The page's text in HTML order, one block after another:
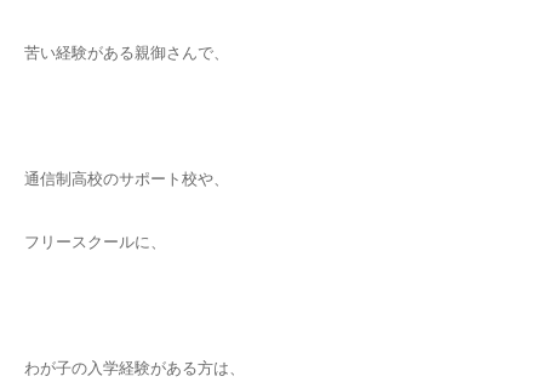
苦い経験がある親御さんで、
通信制高校のサポート校や、
フリースクールに、
わが子の入学経験がある方は、